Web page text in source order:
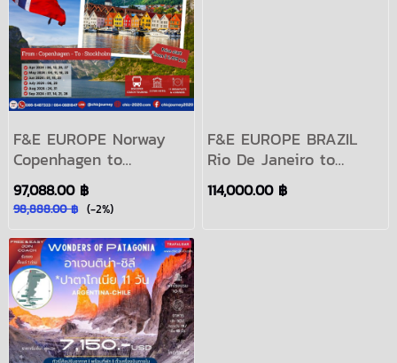
F&E EUROPE Norway
Copenhagen to
Stockholm 12 วัน เดินทาง
เมยายน - กันยายน 2567
97,088.00 ฿
98,888.00 ฿ (-2%)
F&E EUROPE BRAZIL
Rio De Janeiro to
Santiago 12 วัน เดินทาง
มิถุนายน - พฤศจิกายน
114,000.00 ฿